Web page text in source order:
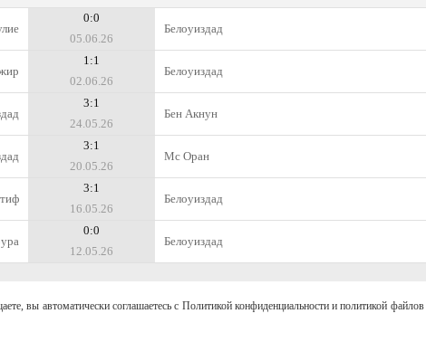
0:0
05.06.26
Белоуиздад
1:1
02.06.26
Белоуиздад
3:1
24.05.26
Бен Акнун
3:1
20.05.26
Мс Оран
3:1
16.05.26
Белоуиздад
0:0
12.05.26
Белоуиздад
вы автоматически соглашаетесь с Политикой конфиденциальности и политикой